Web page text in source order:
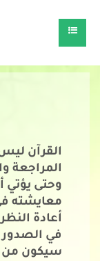
القرآن
المراجعة
وحتى يؤتي
معايشته
أعادة
في الصدور
سيكون من